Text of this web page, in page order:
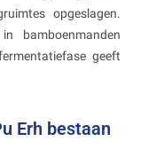
opgeslagen.
bamboenmanden
geeft
Erh bestaan